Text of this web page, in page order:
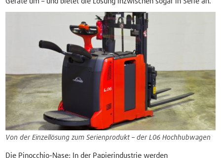
Von der Einzellösung zum Serienprodukt – der L06 Hochhubwagen
Die Pinocchio-Nase: In der Papierindustrie werden